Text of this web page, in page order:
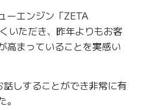
ーエンジン「ZETA
いただき、昨年よりもお客
高まっていることを実感い
しすることができ非常に有